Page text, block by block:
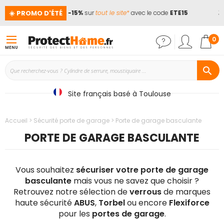
☀️ PROMO D'ÉTÉ
📢Jusqu'à -15%surtout le site*avec le codeETE15 🏖️
MENU
0
Site français basé à Toulouse
Accueil Sécurité porte de garage Porte de garage basculante
PORTE DE GARAGE BASCULANTE
Vous souhaitez sécuriser votre porte de garage
basculante mais vous ne savez que choisir ?
Retrouvez notre sélection deverrousde marques
haute sécuritéABUS, Torbelou encore Flexiforce
pour les portes de garage.